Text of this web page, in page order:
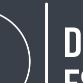
Av. Libertador Bernardo
O'Higgins N° 3363
Estación Central -
Santiago - Chile